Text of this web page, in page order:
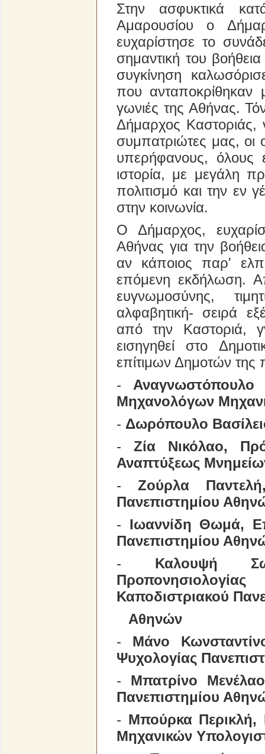
Στην ασφυκτικά
Αμαρουσίου ο
ευχαρίστησε το
σημαντική του
συγκίνηση
που
γωνιές της Αθήνας.
Δήμαρχος
συμπατριώτες μας, οι
υπερήφανους,
ιστορία, με μεγάλη
πολιτισμό και την
στην κοινωνία.
Ο Δήμαρχος,
Αθήνας για την
αν κάποιος παρ'
επόμενη εκδήλωση.
ευγνωμοσύνης,
αλφαβητική- σειρά
από την Καστοριά,
εισηγηθεί στο
επίτιμων Δημοτών της
-
Μηχανολόγων
- Δωρόπουλο
- Ζία Νικόλαο,
Αναπτύξεως
- Ζούρλα
Πανεπιστημίου
- Ιωαννίδη Θωμά,
Πανεπιστημίου
- Καλουψή
Καποδιστριακού
Αθηνών
- Μάνο
Ψυχολογίας
- Μπατρίνο
Πανεπιστημίου
- Μπούρκα Περικλή,
Μηχανικών